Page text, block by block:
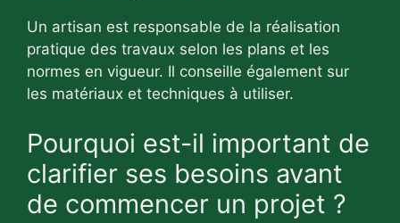
Un artisan est responsable de la réalisation
pratique des travaux selon les plans et les
normes en vigueur. Il conseille également sur
les matériaux et techniques à utiliser.
Pourquoi est-il important de
clarifier ses besoins avant
de commencer un projet ?